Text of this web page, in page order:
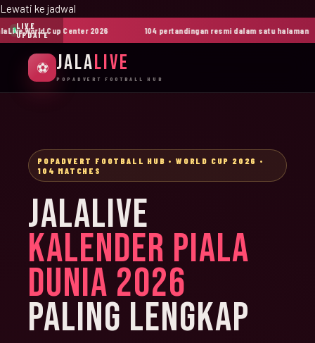
Lewati ke jadwal
LIVE
UPDATE
World Cup Center 2026 104 pertandingan resmi dalam satu halaman
⚽ JALALIVE
POPADVERT FOOTBALL HUB
POPADVERT FOOTBALL HUB • WORLD CUP 2026 •
104 MATCHES
JALALIVE
KALENDER PIALA
DUNIA 2026
PALING LENGKAP